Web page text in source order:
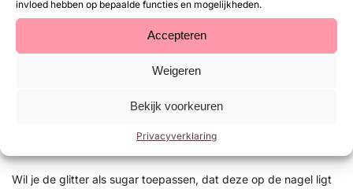
invloed hebben op bepaalde functies en mogelijkheden.
Accepteren
Weigeren
Bekijk voorkeuren
Privacyverklaring
Herhaal de vorige stap.
Brush in de glitter en verdeel dit over de nagel. Je mag goed
Hard vervolgens 30 seconden uit in een UV/LED lamp.
neXt Top Gel. Blijf 1mm weg van de nagelriem en zijwallen.
Wil je de glitter als sugar toepassen, dat deze op de nagel ligt